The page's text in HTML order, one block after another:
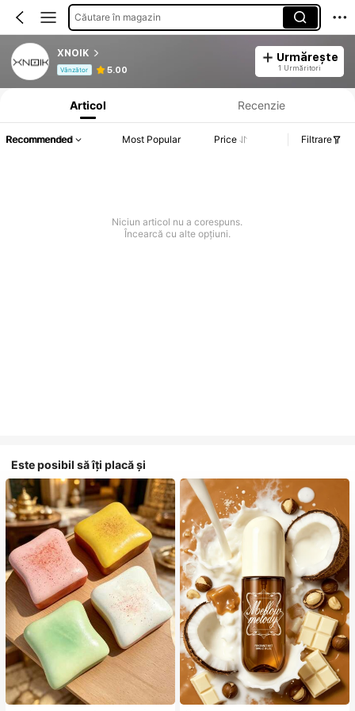
Căutare în magazin
XNOIK
Vânzător 5.00
Urmărește
1 Urmăritori
Informații despre produs: Divulgarea prețului, detalii privind vânzările și stocul.
Articol Recenzie
Recommended Most Popular Price Filtrare
Niciun articol nu a corespuns.
Încearcă cu alte opțiuni.
Este posibil să îți placă și